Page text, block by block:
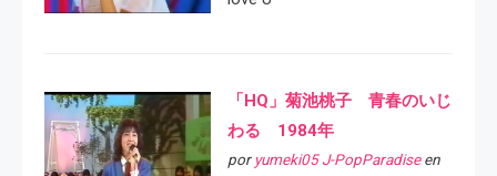
「HQ」菊池桃子 青春のいじ
わる 1984年
por yumeki05 J-PopParadiseen